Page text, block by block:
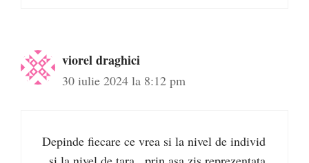
viorel draghici
30 iulie 2024 la 8:12 pm
Depinde fiecare ce vrea si la nivel de individ